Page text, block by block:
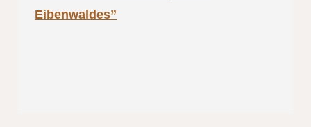
Eibenwaldes”